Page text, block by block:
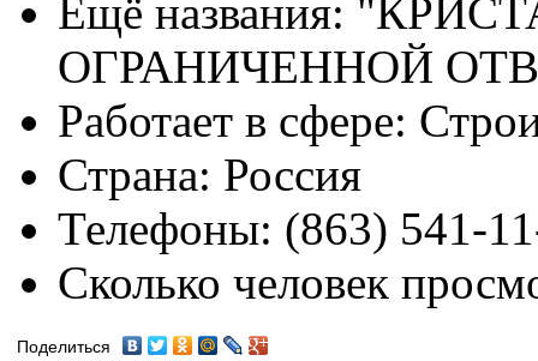
Ещё названия:
ОГРАНИЧЕННОЙ
Работает в сфере:
Страна: Россия
Телефоны: (863) 541-
Сколько человек
Поделиться